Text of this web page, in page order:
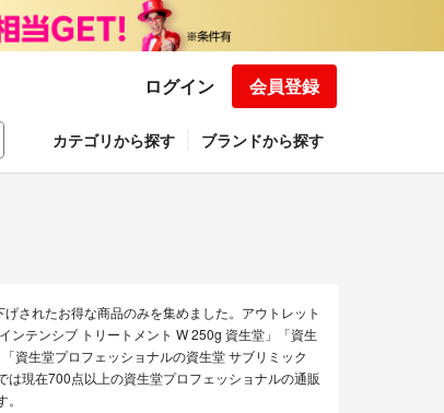
ログイン 会員登録
カテゴリから探す ブランドから探す
されたお得な商品のみを集めました。アウトレット
ンテンシブ トリートメント W 250g 資生堂」「資生
資生堂プロフェッショナルの資生堂 サブリミック
現在700点以上の資生堂プロフェッショナルの通販